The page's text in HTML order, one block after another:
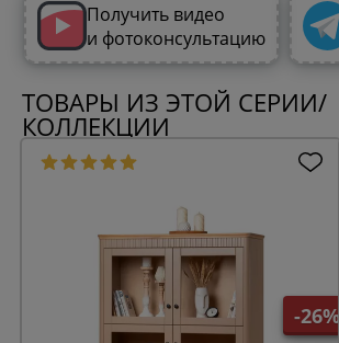
Получить видео
и фотоконсультацию
ТОВАРЫ ИЗ ЭТОЙ СЕРИИ/
КОЛЛЕКЦИИ
-26%